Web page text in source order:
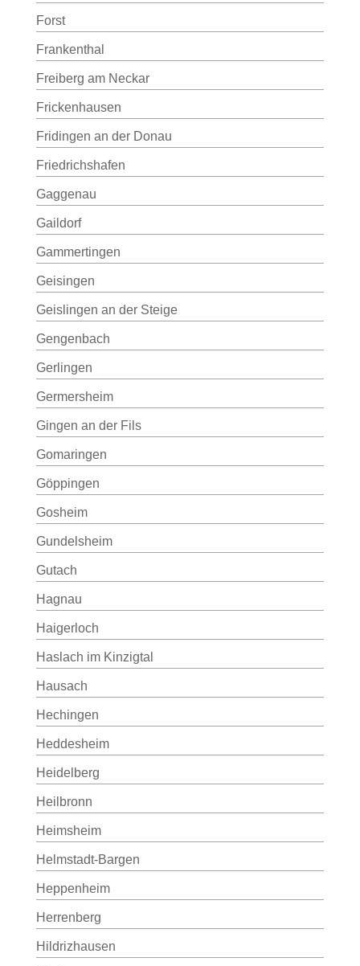
Forst
Frankenthal
Freiberg am Neckar
Frickenhausen
Fridingen an der Donau
Friedrichshafen
Gaggenau
Gaildorf
Gammertingen
Geisingen
Geislingen an der Steige
Gengenbach
Gerlingen
Germersheim
Gingen an der Fils
Gomaringen
Göppingen
Gosheim
Gundelsheim
Gutach
Hagnau
Haigerloch
Haslach im Kinzigtal
Hausach
Hechingen
Heddesheim
Heidelberg
Heilbronn
Heimsheim
Helmstadt-Bargen
Heppenheim
Herrenberg
Hildrizhausen